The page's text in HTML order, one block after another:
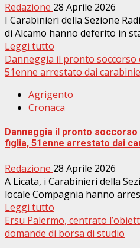
Redazione 28 Aprile 2026
I Carabinieri della Sezione
di Alcamo hanno deferito in
Leggi tutto
Danneggia il pronto soccorso
51enne arrestato dai
Agrigento
Cronaca
Danneggia il pronto soccorso
figlia, 51enne arrestato dai
Redazione 28 Aprile 2026
A Licata, i Carabinieri della
locale Compagnia hanno
Leggi tutto
Ersu Palermo, centrato
domande di borsa di studio